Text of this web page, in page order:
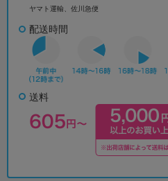
ヤマト運輸、佐川急便
配送時間
送料